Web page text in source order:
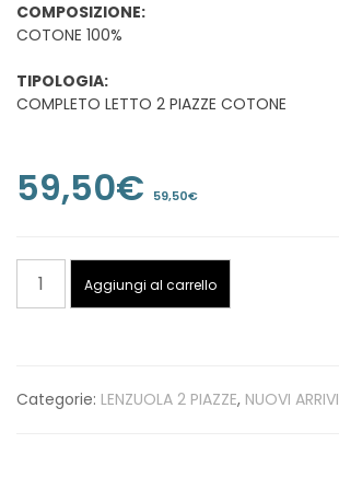
COMPOSIZIONE:
COTONE 100%
TIPOLOGIA:
COMPLETO LETTO 2 PIAZZE COTONE
59,50€ 59,50€
COMPLETO
LETTO
240X280
Aggiungi al carrello
Categorie: LENZUOLA 2 PIAZZE, NUOVI ARRIVI